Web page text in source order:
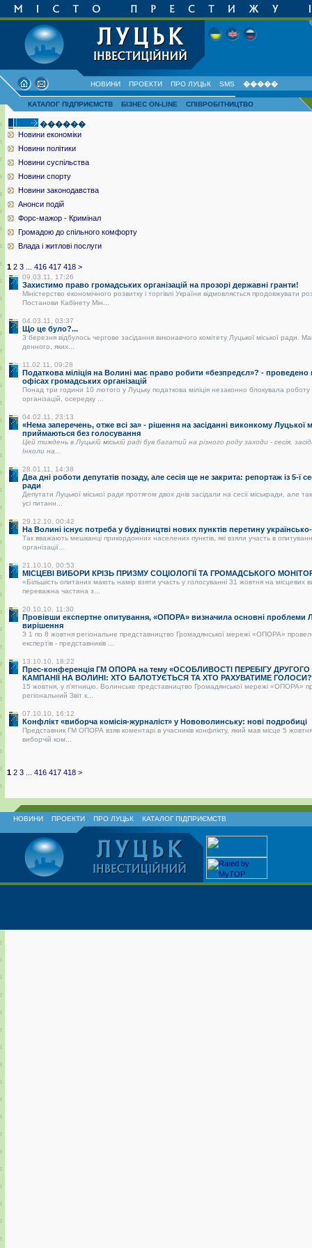
НОВИНИ ПРОЕКТИ ПРО ЛУЦЬК SMS �����
КАТАЛОГ ПІДПРИЄМСТВ БІЗНЕС ON-LINE СПІВРОБІТНИЦТВО
������
Новини економіки
Новини політики
Новини суспільства
Новини спорту
Новини законодавства
Анонси подій
Форс-мажор - Кримінал
Громадою до спільного комфорту
Влада і житлові послуги
1 2 3 416 417 418 >
09.03.11, 17:26
Захистимо право громадських організацій на прозорі державні гранти!
Міністерство економічного розвитку і торгівлі України відмовляється продовжувати
Постанови Кабінету Мін...
04.03.11, 03:37
Що це було?...
3 березня відбулось чергове засідання виконавчого комітету Луцької міської ради.
денного, яких...
11.02.11, 09:28
Податкова міліція на Волині має право робити «безпредєл»? -
офісах громадських організацій
Понад три години 10 лютого у Луцьку податкова міліція незаконно блокувала
організацій, осередку ...
04.02.11, 23:13
«Нема заперечень, отже всі за» - рішення на засіданні виконкому Луцької
приймаються без голосування
Цей тиждень в Луцькій міській раді був багатий на різного роду заходи - сесія,
Інколи на...
28.01.11, 14:38
Два дні роботи депутатів позаду, але сесія ще не закрита: репортаж із 5-ї
ради
Депутати Луцької міської ради протягом двох днів засідали на сесії міськради, але
усі питанн...
29.12.10, 00:42
На Волині існує потреба у будівництві нових пунктів перетину
Так вважають мешканці прикордонних населених пунктів, які взяли участь в
організації...
21.10.10, 00:53
МІСЦЕВІ ВИБОРИ КРІЗЬ ПРИЗМУ СОЦІОЛОГІЇ ТА ГРОМАДСЬКОГО
«Більшість опитаних мають намір взяти участь у голосуванні 31 жовтня на місцевих
переважна частина з...
20.10.10, 11:30
Провівши експертне опитування, «ОПОРА» визначила основні проблеми
вирішення
З 1 по 8 жовтня регіональне представництво Громадянської мережі «ОПОРА»
експертів - представників ...
13.10.10, 18:22
Прес-конференція ГМ ОПОРА на тему «ОСОБЛИВОСТІ ПЕРЕБІГУ
КАМПАНІЇ НА ВОЛИНІ: ХТО БАЛОТУЄТЬСЯ ТА ХТО РАХУВАТИМЕ
15 жовтня, у п’ятницю, Волинське представництво Громадянської мережі «ОПОРА»
регіональний Звіт к...
07.10.10, 16:12
Конфлікт «виборча комісія-журналіст» у Нововолинську: нові подробиці
Представник ГМ ОПОРА взяв коментарі в учасників конфлікту, який мав місце 5 жовтня
виборчій ком...
1 2 3 416 417 418 >
НОВИНИ ПРОЕКТИ ПРО ЛУЦЬК КАТАЛОГ ПІДПРИЄМСТВ